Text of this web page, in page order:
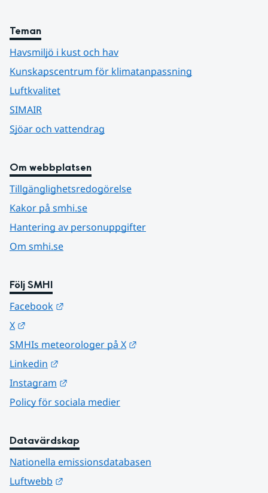
Teman
Havsmiljö i kust och hav
Kunskapscentrum för klimatanpassning
Luftkvalitet
SIMAIR
Sjöar och vattendrag
Om webbplatsen
Tillgänglighetsredogörelse
Kakor på smhi.se
Hantering av personuppgifter
Om smhi.se
Följ SMHI
Facebook
X
SMHIs meteorologer på X
Linkedin
Instagram
Policy för sociala medier
Datavärdskap
Nationella emissionsdatabasen
Luftwebb